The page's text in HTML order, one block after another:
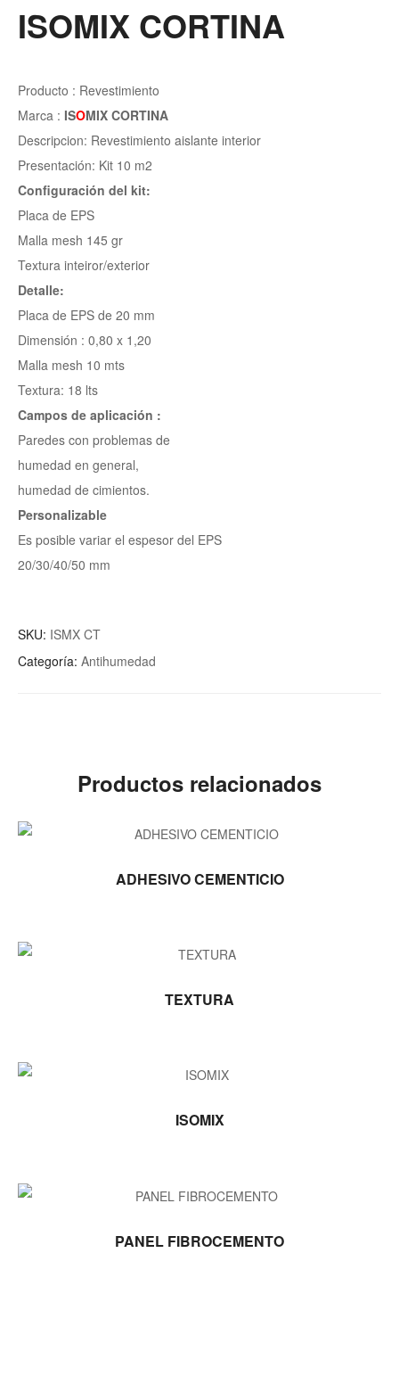
ISOMIX CORTINA
Producto : Revestimiento
Marca : ISOMIX CORTINA
Descripcion: Revestimiento aislante interior
Presentación: Kit 10 m2
Configuración del kit:
Placa de EPS
Malla mesh 145 gr
Textura inteiror/exterior
Detalle:
Placa de EPS de 20 mm
Dimensión : 0,80 x 1,20
Malla mesh 10 mts
Textura: 18 lts
Campos de aplicación :
Paredes con problemas de
humedad en general,
humedad de cimientos.
Personalizable
Es posible variar el espesor del EPS
20/30/40/50 mm
SKU: ISMX CT
Categoría: Antihumedad
Productos relacionados
LEER MÁS
ADHESIVO CEMENTICIO
LEER MÁS
TEXTURA
LEER MÁS
ISOMIX
LEER MÁS
PANEL FIBROCEMENTO